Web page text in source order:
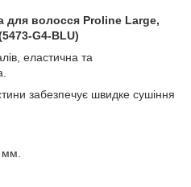
для волосся Proline Large,
G4-BLU)
еластична та
забезпечує швидке сушіння